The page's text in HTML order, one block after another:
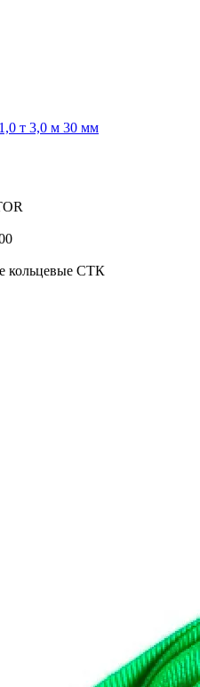
т 3,0 м 30 мм
кольцевые СТК